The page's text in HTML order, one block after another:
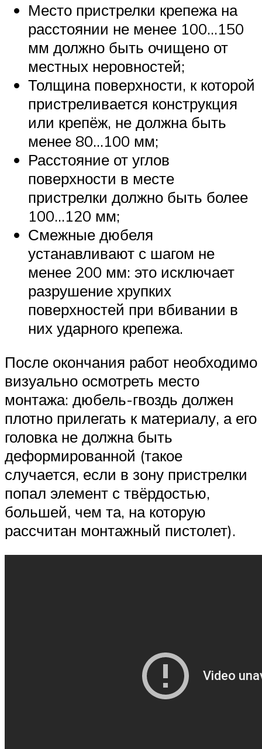
Место пристрелки крепежа на
расстоянии не менее 100…150
мм должно быть очищено от
местных неровностей;
Толщина поверхности, к которой
пристреливается конструкция
или крепёж, не должна быть
менее 80…100 мм;
Расстояние от углов
поверхности в месте
пристрелки должно быть более
100…120 мм;
Смежные дюбеля
устанавливают с шагом не
менее 200 мм: это исключает
разрушение хрупких
поверхностей при вбивании в
них ударного крепежа.
После окончания работ необходимо
визуально осмотреть место
монтажа: дюбель-гвоздь должен
плотно прилегать к материалу, а его
головка не должна быть
деформированной (такое
случается, если в зону пристрелки
попал элемент с твёрдостью,
большей, чем та, на которую
рассчитан монтажный пистолет).